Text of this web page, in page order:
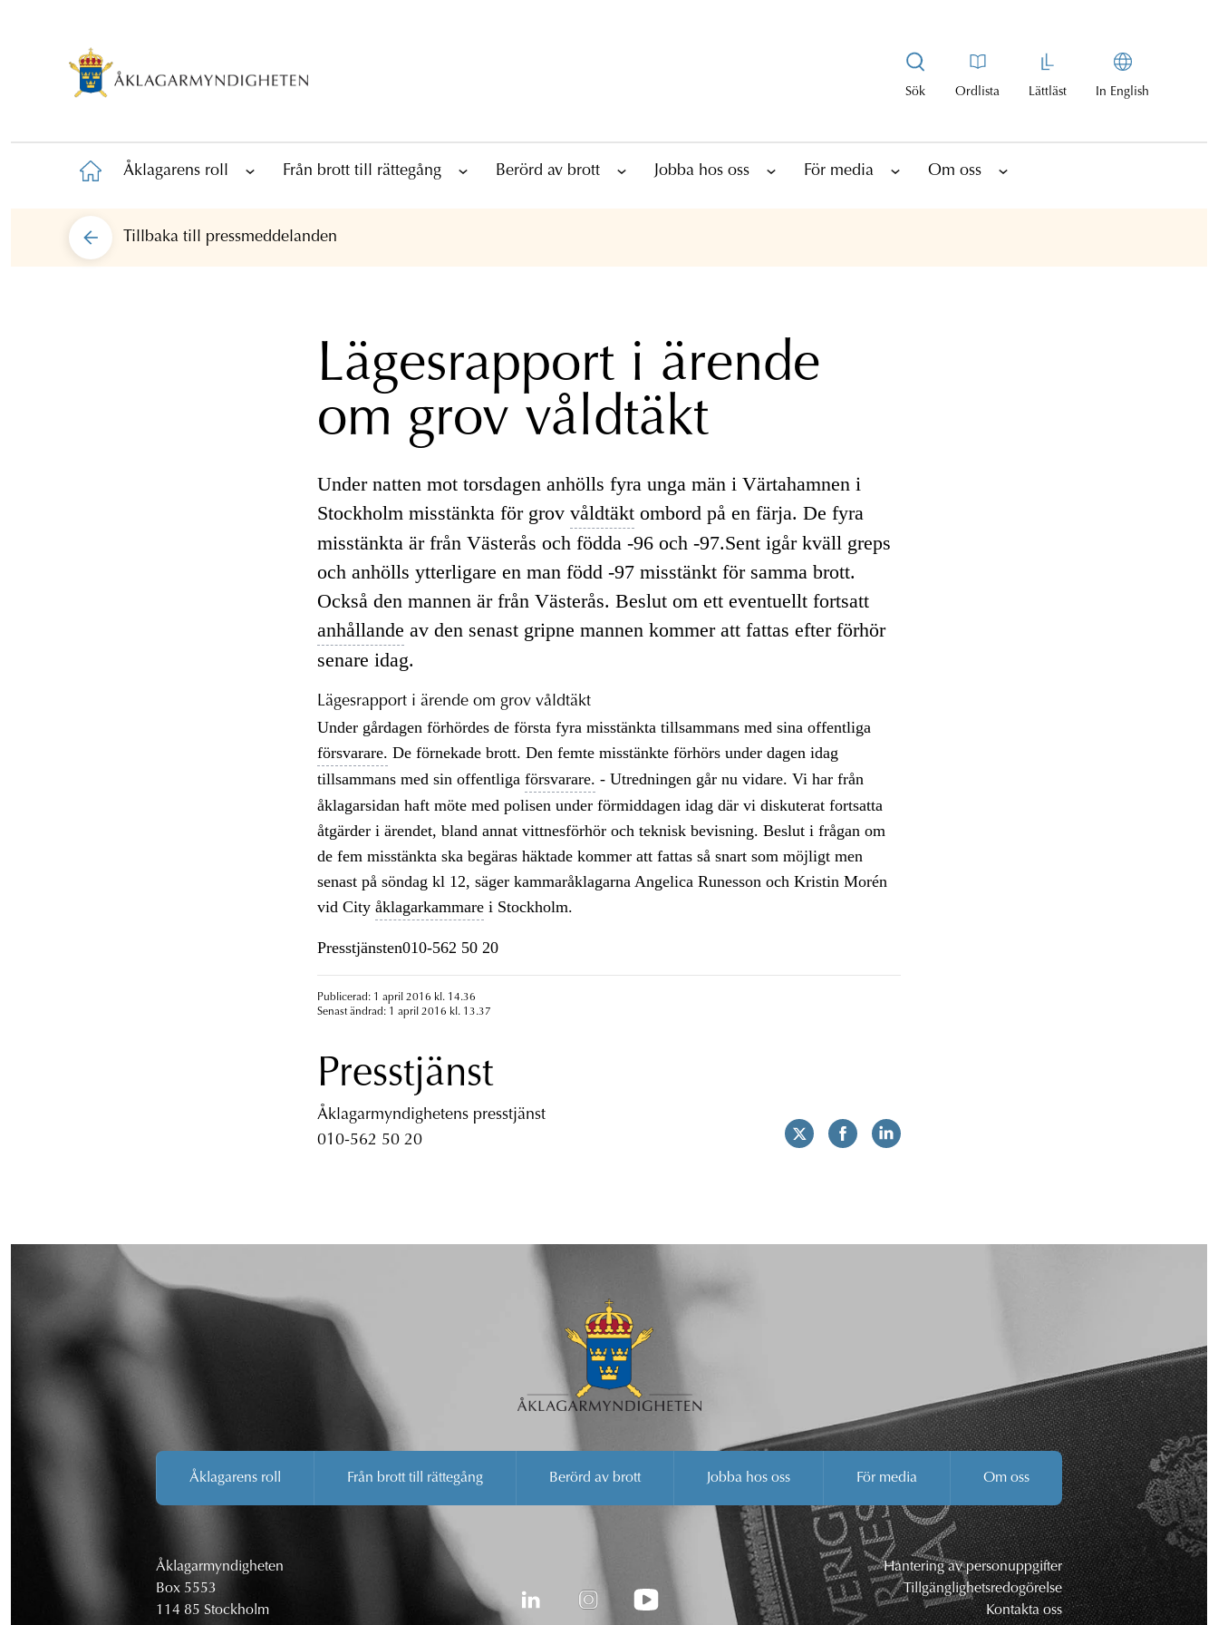
Sök Ordlista Lättläst In English
Åklagarens roll Från brott till rättegång Berörd av brott Jobba hos oss För media Om oss
Tillbaka till pressmeddelanden
Lägesrapport i ärende
om grov våldtäkt
Under natten mot torsdagen anhölls fyra unga män i Värtahamnen i
Stockholm misstänkta för grov våldtäktombord på en färja. De fyra
misstänkta är från Västerås och födda -96 och -97.Sent igår kväll greps
och anhölls ytterligare en man född -97 misstänkt för samma brott.
Också den mannen är från Västerås. Beslut om ett eventuellt fortsatt
anhållande av den senast gripne mannen kommer att fattas efter förhör
senare idag.
Lägesrapport i ärende om grov våldtäkt
Under gårdagen förhördes de första fyra misstänkta tillsammans med sina offentliga
försvarare. De förnekade brott. Den femte misstänkte förhörs under dagen idag
tillsammans med sin offentliga försvarare. - Utredningen går nu vidare. Vi har från
åklagarsidan haft möte med polisen under förmiddagen idag där vi diskuterat fortsatta
åtgärder i ärendet, bland annat vittnesförhör och teknisk bevisning. Beslut i frågan om
de fem misstänkta ska begäras häktade kommer att fattas så snart som möjligt men
senast på söndag kl 12, säger kammaråklagarna Angelica Runesson och Kristin Morén
vid City åklagarkammarei Stockholm.
Presstjänsten010-562 50 20
Publicerad: 1 april 2016 kl. 14.36
Senast ändrad: 1 april 2016 kl. 13.37
Presstjänst
Åklagarmyndighetens presstjänst
010-562 50 20
Åklagarens roll Från brott till rättegång Berörd av brott Jobba hos oss För media Om oss
Åklagarmyndigheten
Box 5553
114 85 Stockholm
Hantering av personuppgifter
Tillgänglighetsredogörelse
Kontakta oss